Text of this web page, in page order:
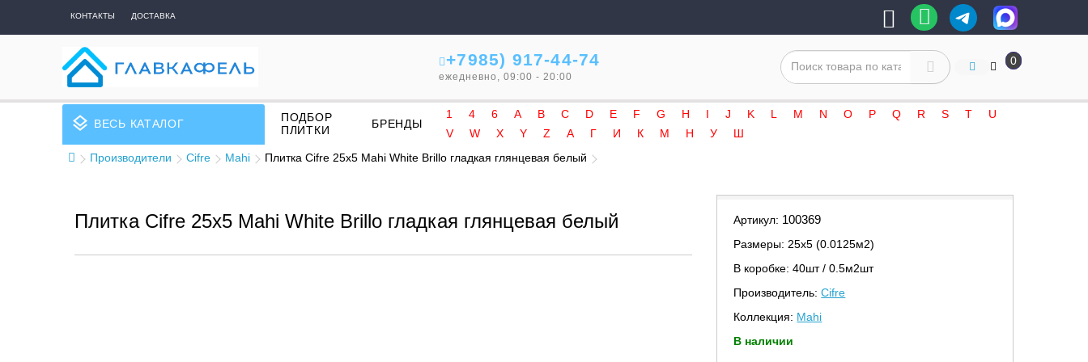
КОНТАКТЫ ДОСТАВКА
+7985) 917-44-74
ежедневно, 09:00 - 20:00
0
layers ВЕСЬ КАТАЛОГ
ПОДБОР
ПЛИТКИ
БРЕНДЫ
1 4 6 A B C D E F G H I J K L M N O P Q R S T
U
V
W X Y Z А Г И К М Н У
Ш
Производители
Cifre Mahi Плитка Cifre 25x5 Mahi White Brillo гладкая глянцевая белый
Плитка Cifre 25x5 Mahi White Brillo гладкая глянцевая белый Артикул: 100369
Размеры: 25х5 (0.0125м2)
В коробке: 40шт / 0.5м2шт
Производитель:Cifre
Коллекция: Mahi
В наличии